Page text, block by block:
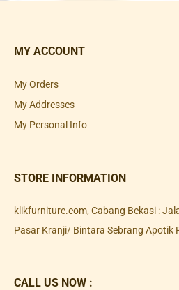
MY ACCOUNT
My Orders
My Addresses
My Personal Info
STORE INFORMATION
klikfurniture.com, Cabang Bekasi :
Pasar Kranji/ Bintara Sebrang Apotik
CALL US NOW :